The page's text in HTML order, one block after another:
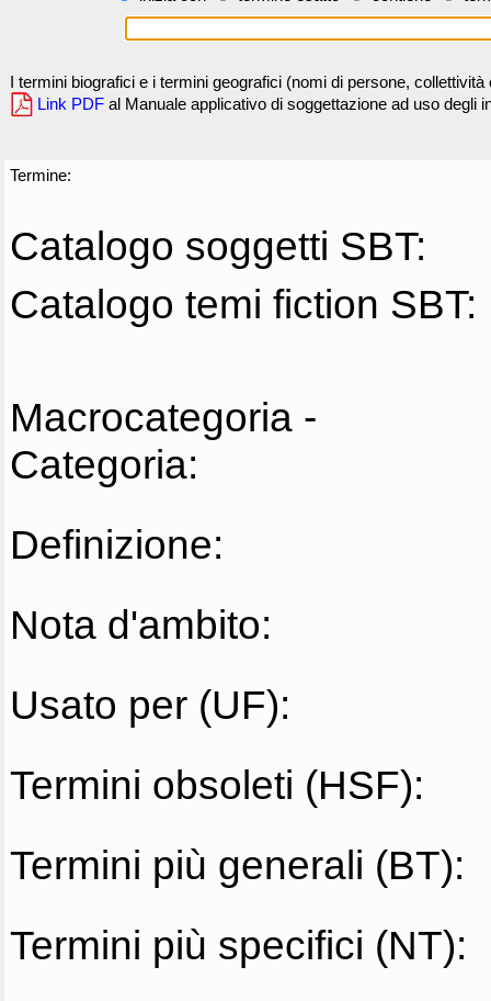
I termini biografici e i termini geografici (nomi di persone,
Link PDF al Manuale applicativo di soggettazione ad uso degli
Termine:
Catalogo soggetti SBT:
Catalogo temi fiction SBT:
Macrocategoria -
Categoria:
Definizione:
Nota d'ambito:
Usato per (UF):
Termini obsoleti (HSF):
Termini più generali (BT):
Termini più specifici (NT):